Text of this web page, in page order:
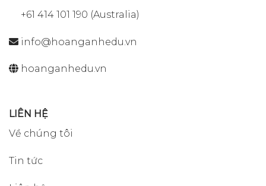
+61 414 101 190 (Australia)
info@hoanganhedu.vn
hoanganhedu.vn
LIÊN HỆ
Về chúng tôi
Tin tức